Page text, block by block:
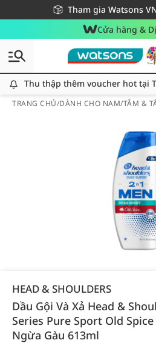
Tham gia Watsons
Miễn phí giao hàng cho
Giao hàng nhanh 24h - Áp
Cửa hàng &
Thu thập thêm voucher hot tại
TRANG CHỦ/DÀNH CHO NAM/TẮM &
HEAD & SHOULDERS
Dầu Gội Và Xả Head &
Series Pure Sport Old
Ngừa Gàu 613ml